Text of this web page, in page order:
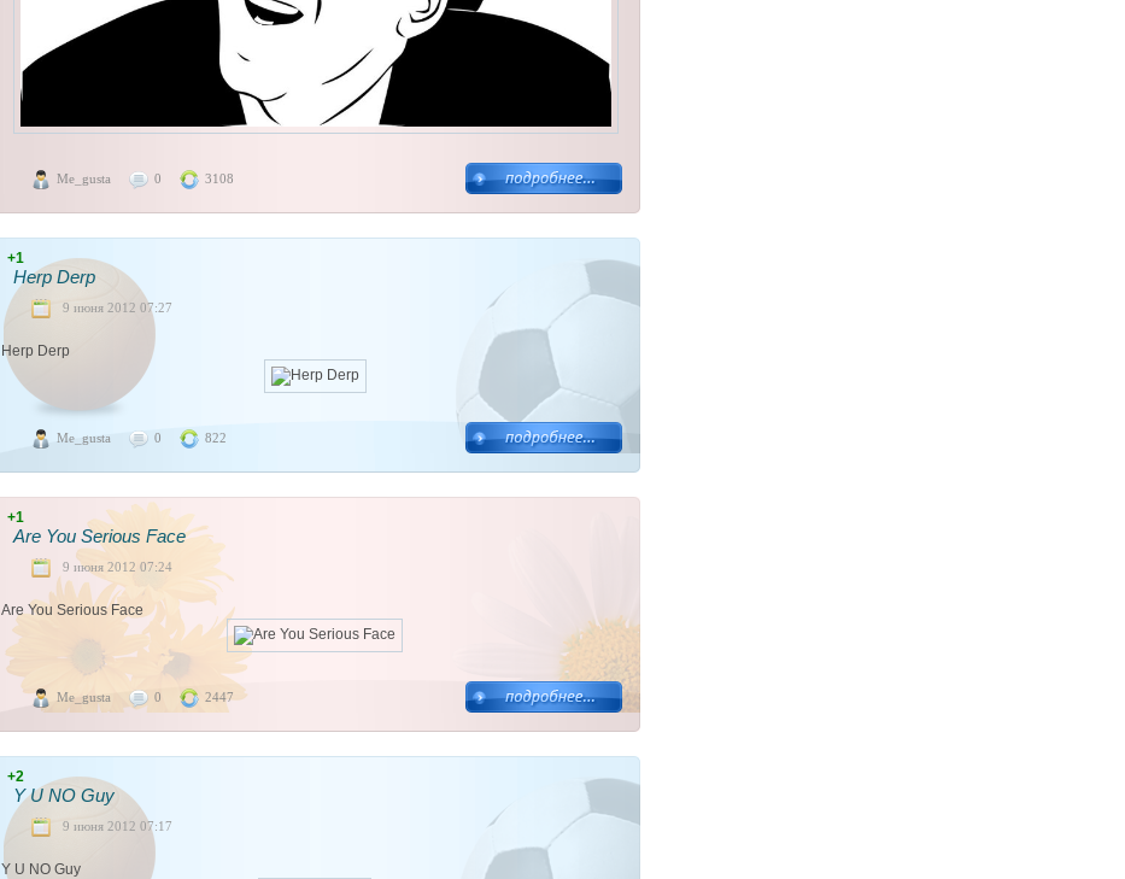
Me_gusta 0 3108
+1
Herp Derp
9 июня 2012 07:27
Herp Derp
Me_gusta 0 822
+1
Are You Serious Face
9 июня 2012 07:24
Are You Serious Face
Me_gusta 0 2447
+2
Y U NO Guy
9 июня 2012 07:17
Y U NO Guy